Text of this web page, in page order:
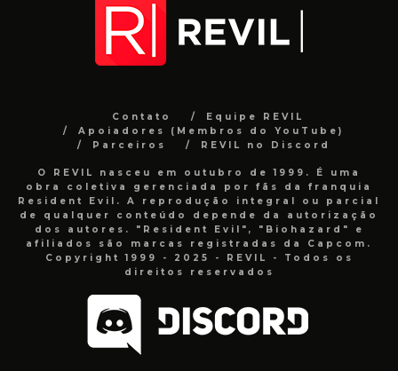
Contato
Equipe REVIL
Apoiadores (Membros do YouTube)
Parceiros
REVIL no Discord
O REVIL nasceu em outubro de 1999. É uma
obra coletiva gerenciada por fãs da franquia
Resident Evil. A reprodução integral ou parcial
de qualquer conteúdo depende da autorização
dos autores. "Resident Evil", "Biohazard" e
afiliados são marcas registradas da Capcom.
Copyright 1999 - 2025 - REVIL - Todos os
direitos reservados